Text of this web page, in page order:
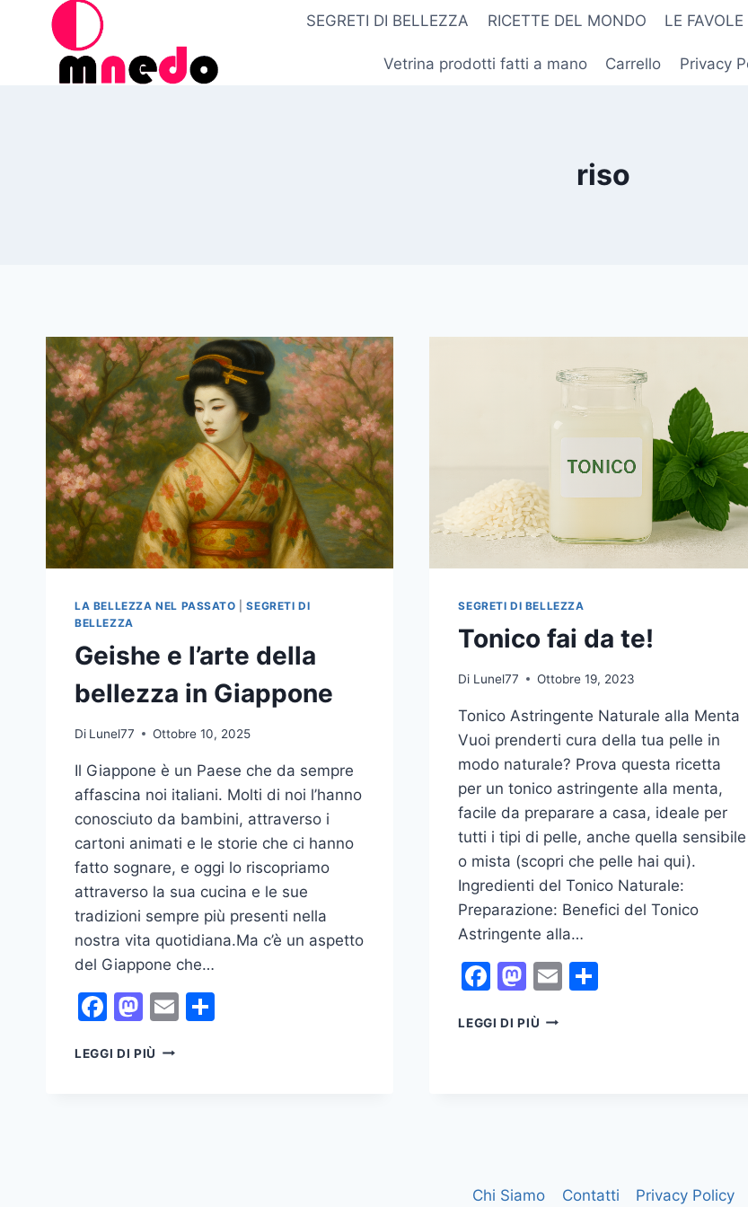
contenuto
SEGRETI DI BELLEZZA RICETTE DEL MONDO LE
Vetrina prodotti fatti a mano Carrello Privacy
riso
LA BELLEZZA NEL PASSATO |SEGRETI DI
BELLEZZA
Geishe e l’arte della
bellezza in Giappone
Di Lunel77 Ottobre 10, 2025
Il Giappone è un Paese che da sempre
affascina noi italiani. Molti di noi l’hanno
conosciuto da bambini, attraverso i
cartoni animati e le storie che ci hanno
fatto sognare, e oggi lo riscopriamo
attraverso la sua cucina e le sue
tradizioni sempre più presenti nella
nostra vita quotidiana.Ma c’è un aspetto
del Giappone che…
Facebook
Mastodon
Email
LEGGI DI PIÙ GEISHE
SEGRETI DI BELLEZZA
Tonico fai da te!
Di Lunel77 Ottobre 19, 2023
Tonico Astringente Naturale alla Menta
Vuoi prenderti cura della tua pelle in
modo naturale? Prova questa ricetta
per un tonico astringente alla menta,
facile da preparare a casa, ideale per
tutti i tipi di pelle, anche quella sensibile
o mista (scopri che pelle hai qui).
Ingredienti del Tonico Naturale:
Preparazione: Benefici del Tonico
Astringente alla…
Facebook
Mastodon
Email
LEGGI DI PIÙ TONICO
Chi Siamo Contatti Privacy Policy